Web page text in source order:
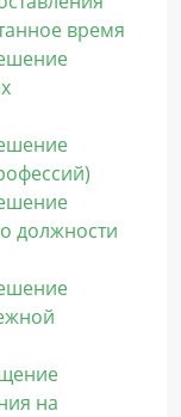
время
должности
на